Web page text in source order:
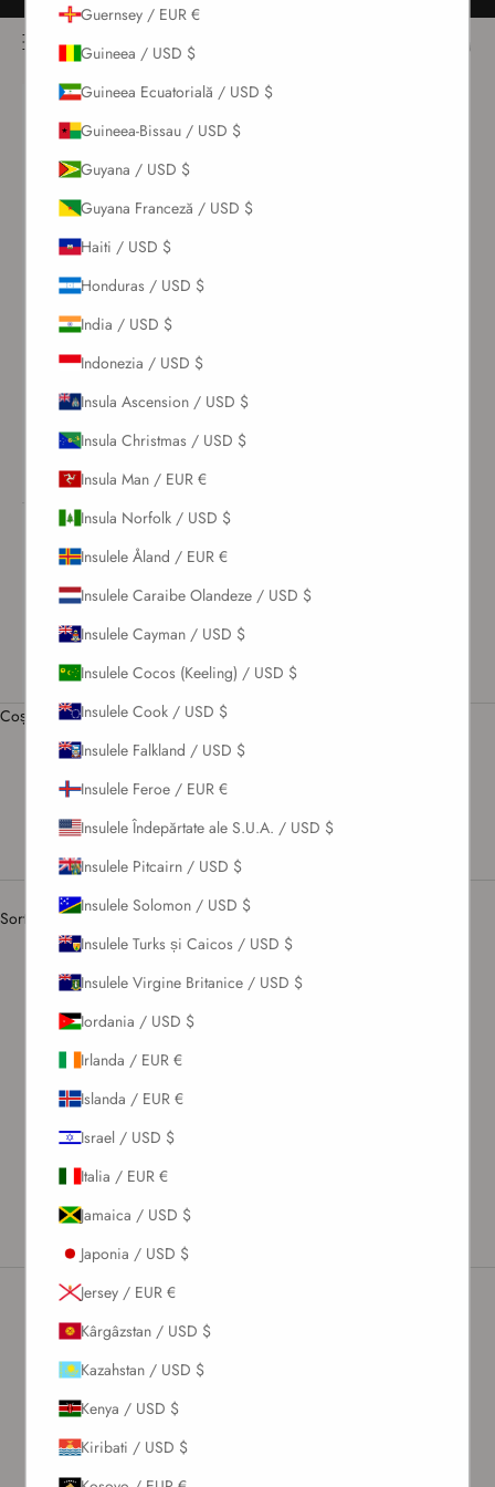
Sari la conținut Retururi gratuite pentru toate comenzile
Deschide meniul de navigare
Deschide căutarea
Costume de
baie
Seturi
Îmbrăcăminte
Reduceri
CONECTEAZĂ-
TE
US / USD $
Română
Limbă
English
Română
Coș
Coșul tău este gol
Rochii Midi
Sortează după
Sortează după
Recomandat
Cele mai relevante
Cel mai bine vândut
Preț, de la mic la mare
Data, de la vechi la nou
Data, de la nou la vechi
Guernsey / EUR €
Guineea / USD $
Guineea Ecuatorială / USD $
Guineea-Bissau / USD $
Guyana / USD $
Guyana Franceză / USD $
Haiti / USD $
Honduras / USD $
India / USD $
Indonezia / USD $
Insula Ascension / USD $
Insula Christmas / USD $
Insula Man / EUR €
Insula Norfolk / USD $
Insulele Åland / EUR €
Insulele Caraibe Olandeze / USD $
Insulele Cayman / USD $
Insulele Cocos (Keeling) / USD $
Insulele Cook / USD $
Insulele Falkland / USD $
Insulele Feroe / EUR €
Insulele Îndepărtate ale S.U.A. / USD $
Insulele Pitcairn / USD $
Insulele Solomon / USD $
Insulele Turks și Caicos / USD $
Insulele Virgine Britanice / USD $
Iordania / USD $
Irlanda / EUR €
Islanda / EUR €
Israel / USD $
Italia / EUR €
Jamaica / USD $
Japonia / USD $
Jersey / EUR €
Kârgâzstan / USD $
Kazahstan / USD $
Kenya / USD $
Kiribati / USD $